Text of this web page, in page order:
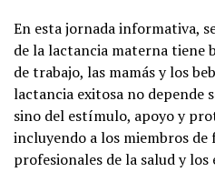
En esta jornada informativa,
de la lactancia materna tiene
de trabajo, las mamás y los
lactancia exitosa no depende
sino del estímulo, apoyo y
incluyendo a los miembros
profesionales de la salud y los